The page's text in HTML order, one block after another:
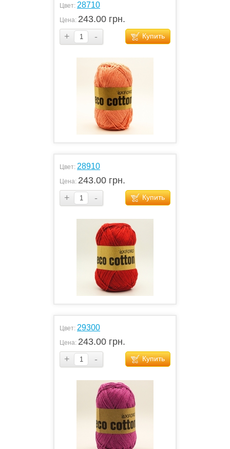
Цвет: 28710
Цена: 243.00 грн.
+
- Купить
Цвет: 28910
Цена: 243.00 грн.
+
- Купить
Цвет: 29300
Цена: 243.00 грн.
+
- Купить